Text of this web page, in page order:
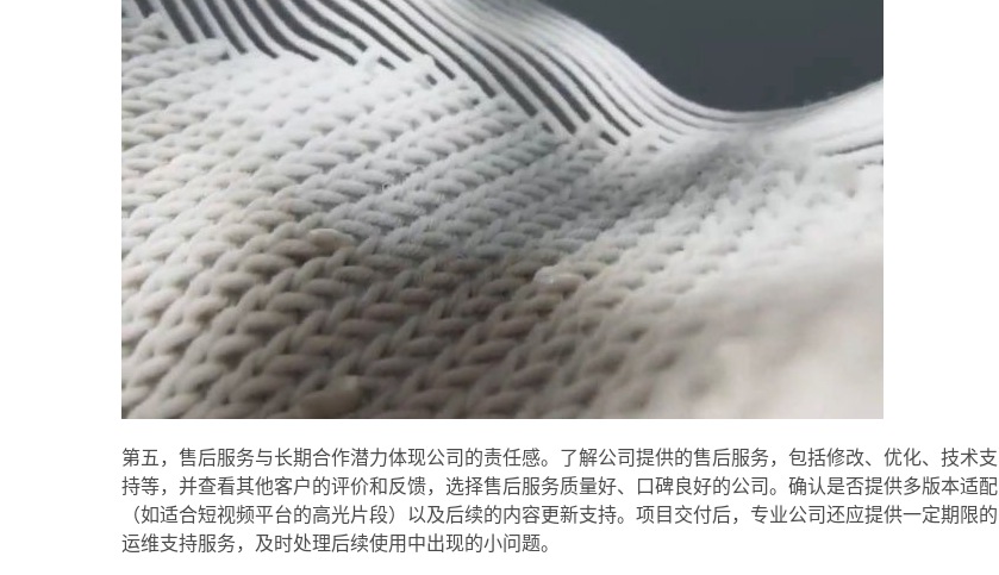
第五，售后服务与长期合作潜力体现公司的责任感。了解公司提供的售后服务，包括修改、优化、技术支
持等，并查看其他客户的评价和反馈，选择售后服务质量好、口碑良好的公司。确认是否提供多版本适配
（如适合短视频平台的高光片段）以及后续的内容更新支持。项目交付后，专业公司还应提供一定期限的
运维支持服务，及时处理后续使用中出现的小问题。